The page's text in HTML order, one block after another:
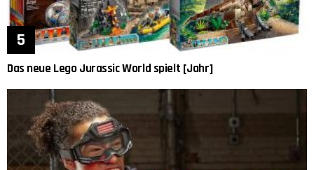
Das neue Lego Jurassic World spielt [Jahr]